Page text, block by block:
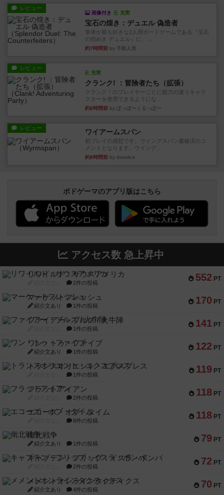
レビュー
画像付き 充実
宝石の煌き：デュエル 偽造者
筆者が最も好きな2人用ボードゲームである『宝石
の煌めき デュエル』に、...
約7時間前 by 手動人形
レビュー
充実
クランク! ：冒険者たち（拡張）
クランク！のプレイヤーごとに能力の違うキャラ
クターを使用できるようにな...
約8時間前 by ぽっぽーくるっぽー
レビュー ワイアームスパン
初プレイの感想です。ウイングスパン履修済のコ
メントとなります。ウイング...
約8時間前 by daisdice
ボドゲーマのアプリ版はこちら
アクセス数 急上昇中
552 PT
リワイルド：サウスアメリカ
2件の投稿
170 PT
マーケットフレッシュ
紹介文あり 1件の投稿
141 PT
ファイアー・ブルズ / 火牛陣
1件の投稿
122 PT
ワン・トゥ・ファイブ
紹介文あり 1件の投稿
119 PT
トランスオリエント・エクスプレス
1件の投稿
118 PT
フラットアイアン
2件の投稿
118 PT
エコーズ・オブ・タイム
8件の投稿
79 PT
南北戦争
紹介文あり 1件の投稿
72 PT
キャプテン・フリップ：イスラ・ボンバ
2件の投稿
70 PT
メメントオンラインタクティクス
紹介文あり 4件の投稿